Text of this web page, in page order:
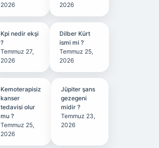
2026
2026
Kpi nedir ekşi
?
Temmuz 27,
2026
Dilber Kürt
ismi mi ?
Temmuz 25,
2026
Kemoterapisiz
kanser
tedavisi olur
mu ?
Temmuz 25,
2026
Jüpiter şans
gezegeni
midir ?
Temmuz 23,
2026